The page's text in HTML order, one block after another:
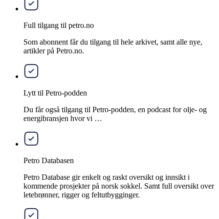
Full tilgang til petro.no
Som abonnent får du tilgang til hele arkivet, samt alle nye,
artikler på Petro.no.
Lytt til Petro-podden
Du får også tilgang til Petro-podden, en podcast for olje- og
energibransjen hvor vi …
Petro Databasen
Petro Database gir enkelt og raskt oversikt og innsikt i
kommende prosjekter på norsk sokkel. Samt full oversikt over
letebrønner, rigger og feltutbygginger.